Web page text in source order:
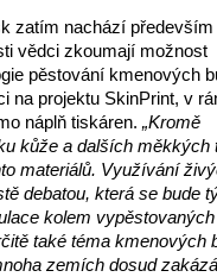
zatím nachází především
vědci zkoumají možnost
pěstování kmenových
na projektu SkinPrint, v
náplň tiskáren. „Kromě
kůže a dalších měkkých
materiálů. Využívání
debatou, která se bude
kolem vypěstovaných
také téma kmenových
zemích dosud